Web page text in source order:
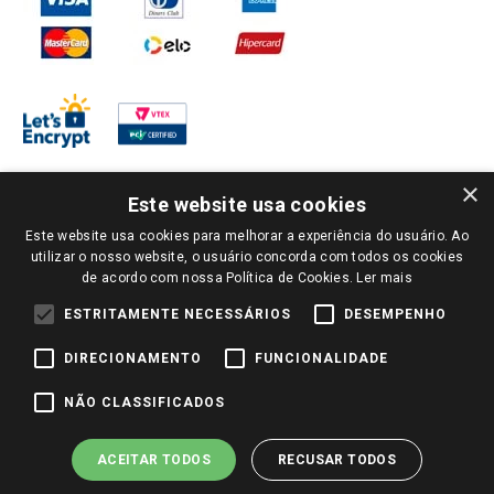
PARA VER OS PREÇOS DA SUA REGIÃO, FAÇA LOGIN E SELECIONE A LOJA DE
SUA PREFERÊNCIA. SOMENTE APÓS O LOGIN, OS PREÇOS DA SUA REGIÃO OU
LOJA SERÃO CARREGADOS.
TODOS OS PREÇOS E CONDIÇÕES COMERCIAIS DESTE SITE SÃO VÁLIDOS APENAS
PARA COMPRAS REALIZADAS NO GIASSI.COM.BR E NA LOJA SELECIONADA
PREÇOS PARA AS VENDAS ONLINE DIVULGADOS NO SITE PREVALECEM ANTE
COMUNICAÇÃO E SITES DE BUSCAS.
2022 COPYRIGHT - GIASSI SUPERMERCADOS. TODOS OS DIREITOS RESERVADOS.
×
Este website usa cookies
Este website usa cookies para melhorar a experiência do usuário. Ao
utilizar o nosso website, o usuário concorda com todos os cookies
de acordo com nossa Política de Cookies. Ler mais
ESTRITAMENTE NECESSÁRIOS DESEMPENHO
DIRECIONAMENTO FUNCIONALIDADE
NÃO CLASSIFICADOS
ACEITAR TODOS RECUSAR TODOS